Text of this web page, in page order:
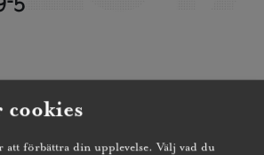
att förbättra din upplevelse. Välj vad du